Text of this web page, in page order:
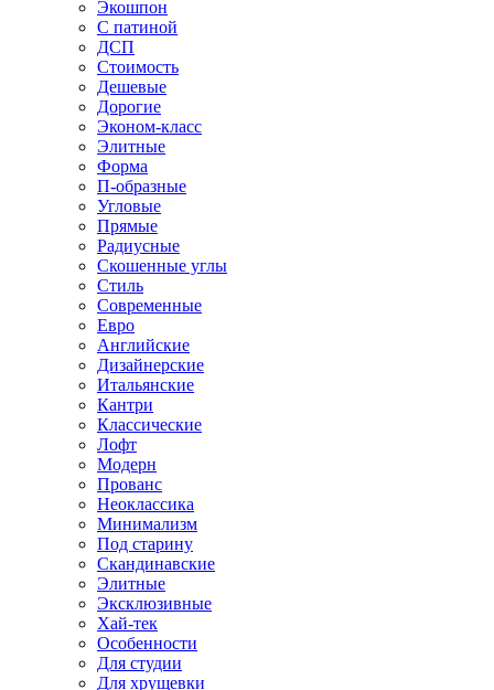
Экошпон
С патиной
ДСП
Стоимость
Дешевые
Дорогие
Эконом-класс
Элитные
Форма
П-образные
Угловые
Прямые
Радиусные
Скошенные углы
Стиль
Современные
Евро
Английские
Дизайнерские
Итальянские
Кантри
Классические
Лофт
Модерн
Прованс
Неоклассика
Минимализм
Под старину
Скандинавские
Элитные
Эксклюзивные
Хай-тек
Особенности
Для студии
Для хрущевки